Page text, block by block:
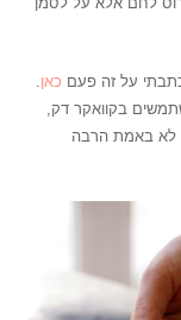
על זה פעם כאן
בקוואקר דק,
לא באמת הרבה